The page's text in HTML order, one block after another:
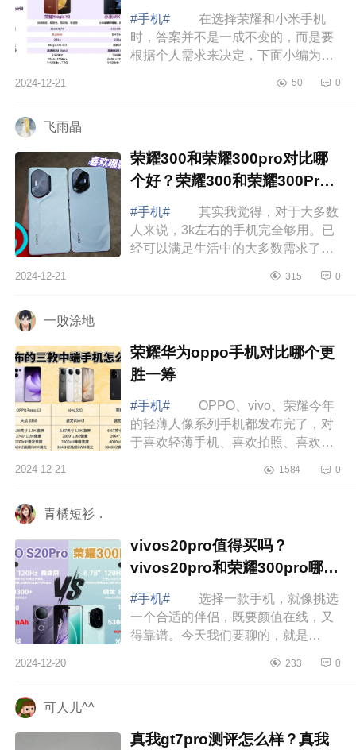
该如何选
#手机#
在选择荣耀和小米手机
时，答案并不是一成不变的，而是要
根据个人需求来决定，下面小编为大
机？小米mixflod4和荣耀magicv3应该
2024-12-21 50 0
飞雨晶
荣耀300和荣耀300pro对比哪
个好？荣耀300和荣耀300Pro
的区别
#手机#
其实我觉得，对于大多数
人来说，3k左右的手机完全够用。已
经可以满足生活中的大多数需求了。
耀300pro对比哪个好？荣耀300和荣
2024-12-21 315 0
一败涂地
荣耀华为oppo手机对比哪个更
胜一筹
#手机#
OPPO、vivo、荣耀今年
的轻薄人像系列手机都发布完了，对
于喜欢轻薄手机、喜欢拍照、喜欢外
机呢，下面小编为大家介绍下荣耀华
2024-12-21 1584 0
青橘短衫．
vivos20pro值得买吗？
vivos20pro和荣耀300pro哪个
好
#手机#
选择一款手机，就像挑选
一个合适的伴侣，既要颜值在线，又
得靠谱。今天我们要聊的，就是
时尚又具备实力，让你一眼就心动。
2024-12-20 233 0
可人儿^^
真我gt7pro测评怎么样？真我